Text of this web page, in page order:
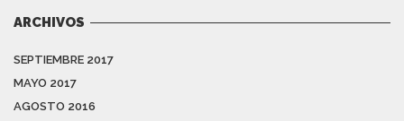
ARCHIVOS
SEPTIEMBRE 2017
MAYO 2017
AGOSTO 2016